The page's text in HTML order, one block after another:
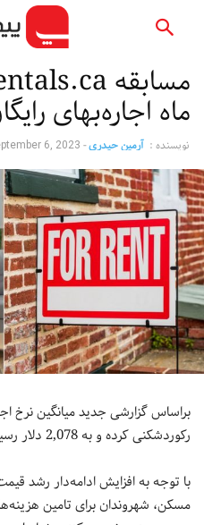
ماه اجاره‌بهای
نویسنده : آرمین حیدری-
6, 2023
براساس گزارشی جدید میانگین نرخ
رکوردشکنی کرده و به 2,078 دلار رسیده است.
با توجه به افزایش ادامه‌دار رشد
مسکن، شهروندان برای تامین